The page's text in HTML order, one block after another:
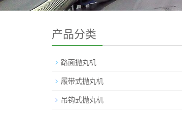
产品分类
路面抛丸机
履带式抛丸机
吊钩式抛丸机